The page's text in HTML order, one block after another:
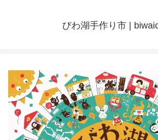
びわ湖手作り市 |